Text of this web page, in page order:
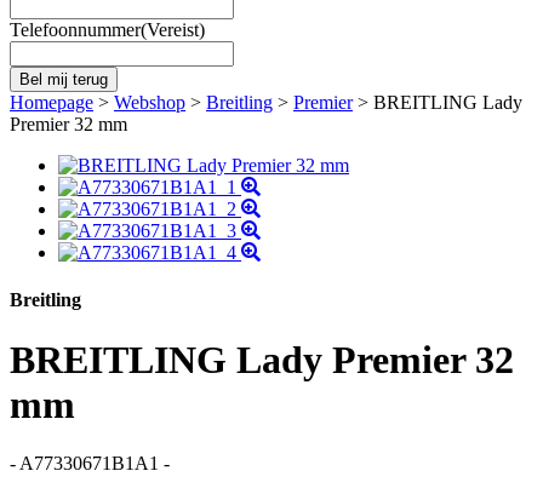
Telefoonnummer(Vereist)
Homepage > Webshop > Breitling > Premier> BREITLING Lady
Premier 32 mm
Breitling
BREITLING Lady Premier 32
mm
- A77330671B1A1 -